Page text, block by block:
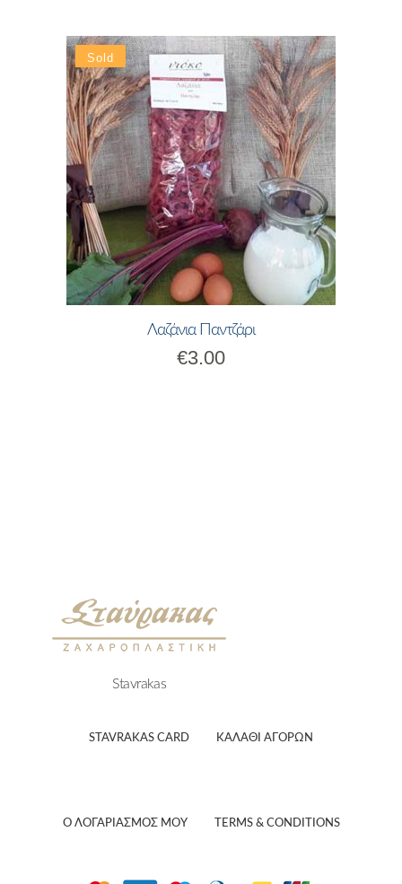
Λαζάνια Παντζάρι
€3.00
Stavrakas
STAVRAKAS CARD ΚΑΛΑΘΙ ΑΓΟΡΏΝ
Ο ΛΟΓΑΡΙΑΣΜΟΣ ΜΟΥ TERMS & CONDITIONS